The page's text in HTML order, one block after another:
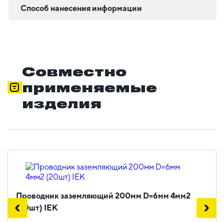
Способ нанесения информации
Совместно
применяемые
изделия
Проводник заземляющий 200мм D=6мм 4мм2
(20шт) IEK